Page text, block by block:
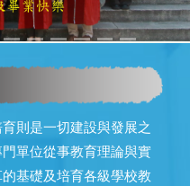
則是一切建設與發展之
單位從事教育理論與實
基礎及培育各級學校教